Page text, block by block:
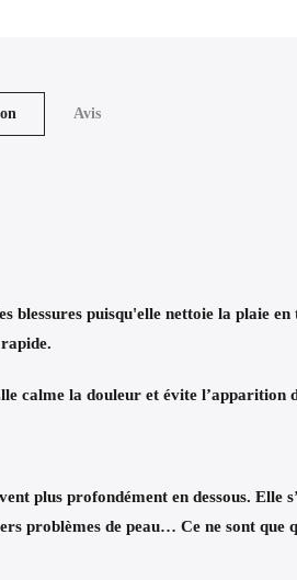
Avis
blessures puisqu'elle nettoie la plaie en
.
calme la douleur et évite l’apparition
plus profondément en dessous. Elle
problèmes de peau… Ce ne sont que